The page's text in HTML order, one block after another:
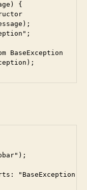
{
BaseException
"BaseException: